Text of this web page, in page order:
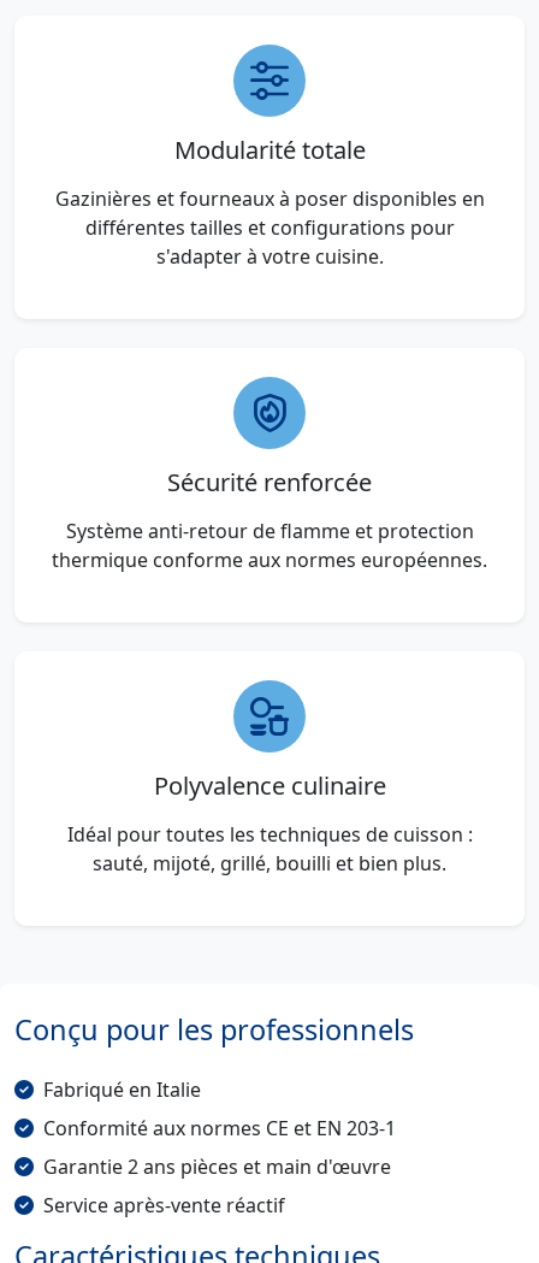
Modularité totale
Gazinières et fourneaux à poser disponibles en
différentes tailles et configurations pour
s'adapter à votre cuisine.
Sécurité renforcée
Système anti-retour de flamme et protection
thermique conforme aux normes européennes.
Polyvalence culinaire
Idéal pour toutes les techniques de cuisson :
sauté, mijoté, grillé, bouilli et bien plus.
Conçu pour les professionnels
Fabriqué en Italie
Conformité aux normes CE et EN 203-1
Garantie 2 ans pièces et main d'œuvre
Service après-vente réactif